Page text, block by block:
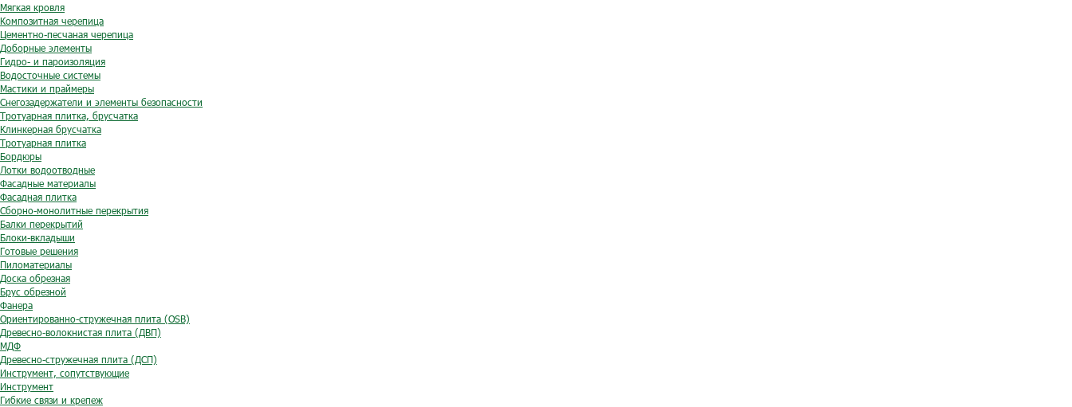
Мягкая кровля
Композитная черепица
Цементно-песчаная черепица
Доборные элементы
Гидро- и пароизоляция
Водосточные системы
Мастики и праймеры
Снегозадержатели и элементы безопасности
Тротуарная плитка, брусчатка
Клинкерная брусчатка
Тротуарная плитка
Бордюры
Лотки водоотводные
Фасадные материалы
Фасадная плитка
Сборно-монолитные перекрытия
Балки перекрытий
Блоки-вкладыши
Готовые решения
Пиломатериалы
Доска обрезная
Брус обрезной
Фанера
Ориентированно-стружечная плита (OSB)
Древесно-волокнистая плита (ДВП)
МДФ
Древесно-стружечная плита (ДСП)
Инструмент, сопутствующие
Инструмент
Гибкие связи и крепеж